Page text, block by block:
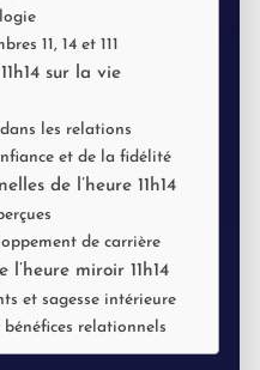
11, 14 et 111
sur la vie
les relations
et de la fidélité
de l’heure 11h14
de carrière
miroir 11h14
et sagesse intérieure
bénéfices relationnels